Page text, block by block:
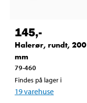
145,-
Halerør, rundt, 200
mm
79-460
Findes på lager i
19varehuse